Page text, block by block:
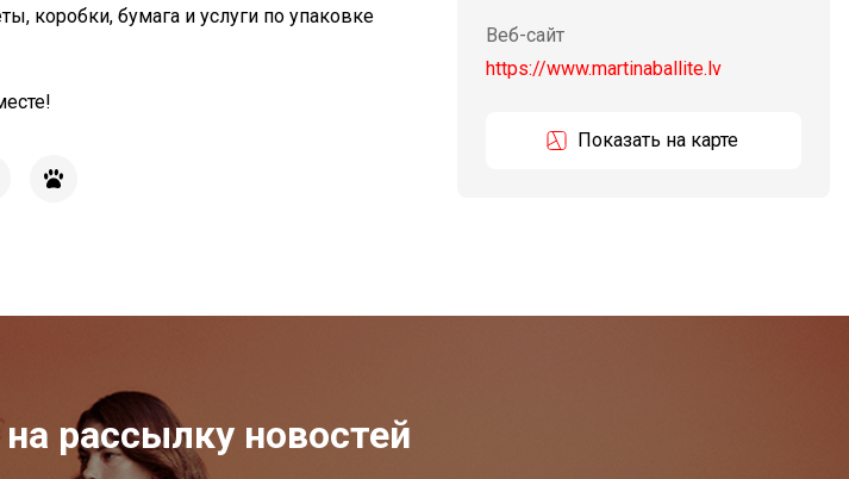
коробки, бумага и услуги по упаковке
Веб-сайт
https://www.martinaballite.lv
Показать на карте
рассылку новостей